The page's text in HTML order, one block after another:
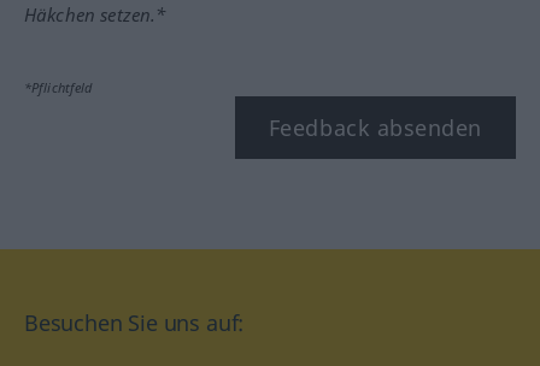
Häkchen setzen.*
*Pflichtfeld
Feedback absenden
Besuchen Sie uns auf: